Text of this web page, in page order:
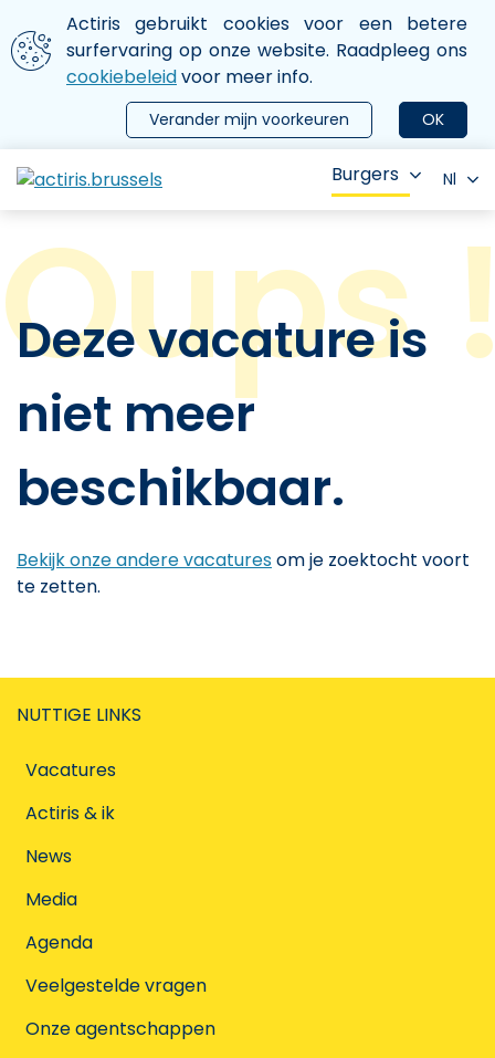
Aller au contenu principal
We gebruiken cookies
Actiris gebruikt cookies voor een betere
surfervaring op onze website. Raadpleeg ons
cookiebeleidvoor meer info.
OK
Verander mijn voorkeuren
le menu
Burgers Nl
Deze vacature is
niet meer
beschikbaar.
Bekijk onze andere vacaturesom je zoektocht voort
te zetten.
NUTTIGE LINKS
Vacatures
Actiris & ik
News
Media
Agenda
Veelgestelde vragen
Onze agentschappen